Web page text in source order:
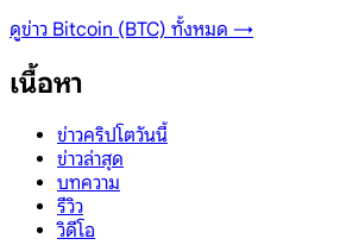
ดูข่าว Bitcoin (BTC) ทั้งหมด →
เนื้อหา
ข่าวคริปโตวันนี้
ข่าวล่าสุด
บทความ
รีวิว
วิดีโอ